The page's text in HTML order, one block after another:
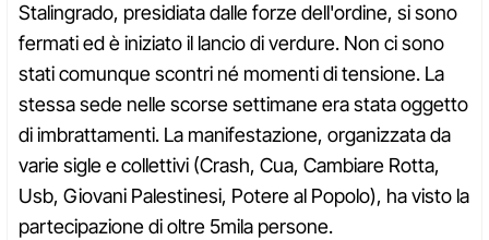
Stalingrado, presidiata dalle forze dell'ordine, si sono
fermati ed è iniziato il lancio di verdure. Non ci sono
stati comunque scontri né momenti di tensione. La
stessa sede nelle scorse settimane era stata oggetto
di imbrattamenti. La manifestazione, organizzata da
varie sigle e collettivi (Crash, Cua, Cambiare Rotta,
Usb, Giovani Palestinesi, Potere al Popolo), ha visto la
partecipazione di oltre 5mila persone.